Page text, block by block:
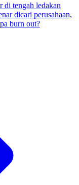
di tengah ledakan
dicari perusahaan,
burn out?